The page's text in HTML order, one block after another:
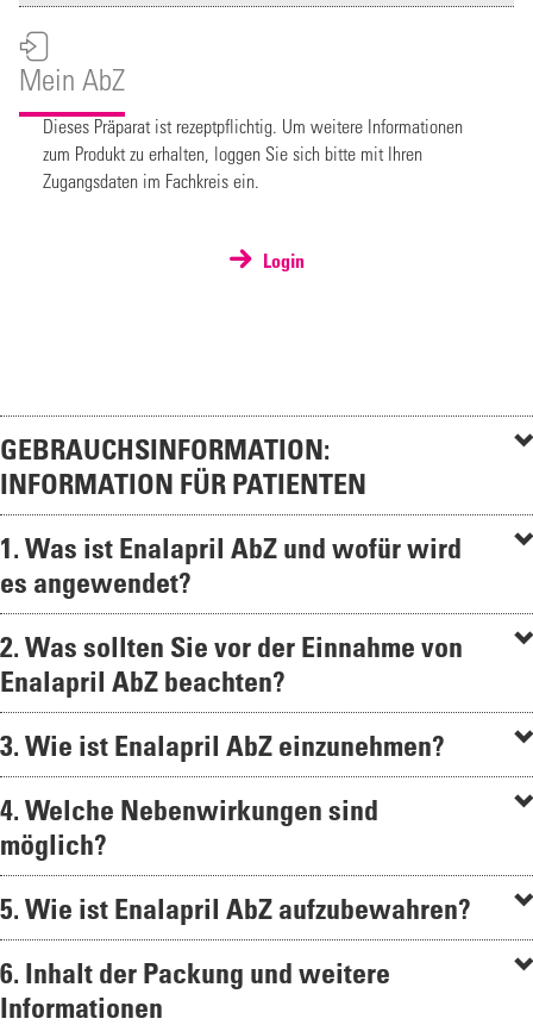
Mein AbZ
Dieses Präparat ist rezeptpflichtig. Um weitere Informationen
zum Produkt zu erhalten, loggen Sie sich bitte mit Ihren
Zugangsdaten im Fachkreis ein.
Login
GEBRAUCHSINFORMATION:
INFORMATION FÜR PATIENTEN
1. Was ist Enalapril AbZ und wofür wird
es angewendet?
2. Was sollten Sie vor der Einnahme von
Enalapril AbZ beachten?
3. Wie ist Enalapril AbZ einzunehmen?
4. Welche Nebenwirkungen sind
möglich?
5. Wie ist Enalapril AbZ aufzubewahren?
6. Inhalt der Packung und weitere
Informationen